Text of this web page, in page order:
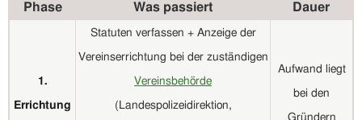
Phase Was passiert Dauer
1.
Errichtung
Statuten verfassen + Anzeige der
Vereinserrichtung bei der zuständigen
Vereinsbehörde
(Landespolizeidirektion,
Aufwand liegt
bei den
Gründern